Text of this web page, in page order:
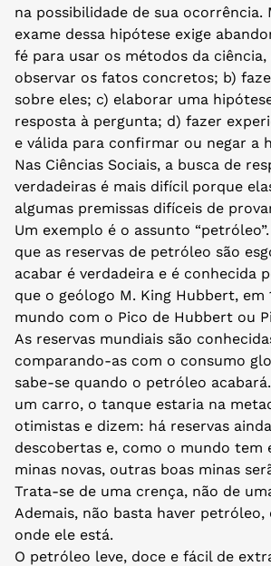
na possibilidade de sua ocorrência.
exame dessa hipótese exige
fé para usar os métodos da ciência,
observar os fatos concretos; b)
sobre eles; c) elaborar uma
resposta à pergunta; d) fazer
e válida para confirmar ou negar a
Nas Ciências Sociais, a busca de
verdadeiras é mais difícil porque
algumas premissas difíceis de
Um exemplo é o assunto
que as reservas de petróleo são
acabar é verdadeira e é conhecida
que o geólogo M. King Hubbert, em
mundo com o Pico de Hubbert ou
As reservas mundiais são
comparando-as com o consumo
sabe-se quando o petróleo
um carro, o tanque estaria na
otimistas e dizem: há reservas
descobertas e, como o mundo tem
minas novas, outras boas minas
Trata-se de uma crença, não de
Ademais, não basta haver petróleo,
onde ele está.
O petróleo leve, doce e fácil de